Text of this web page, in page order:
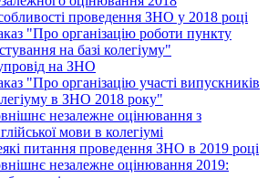
проведення ЗНО у 2018 році
"Про організацію роботи пункту
на базі колегіуму"
на ЗНО
"Про організацію участі випускників
в ЗНО 2018 року"
незалежне оцінювання з
мови в колегіумі
питання проведення ЗНО в 2019 році
незалежне оцінювання 2019: